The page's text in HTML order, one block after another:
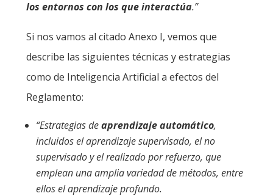
los entornos con los que interactúa.”
Si nos vamos al citado Anexo I, vemos que
describe las siguientes técnicas y estrategias
como de Inteligencia Artificial a efectos del
Reglamento:
“Estrategias deaprendizaje automático,
incluidos el aprendizaje supervisado, el no
supervisado y el realizado por refuerzo, que
emplean una amplia variedad de métodos, entre
ellos el aprendizaje profundo.